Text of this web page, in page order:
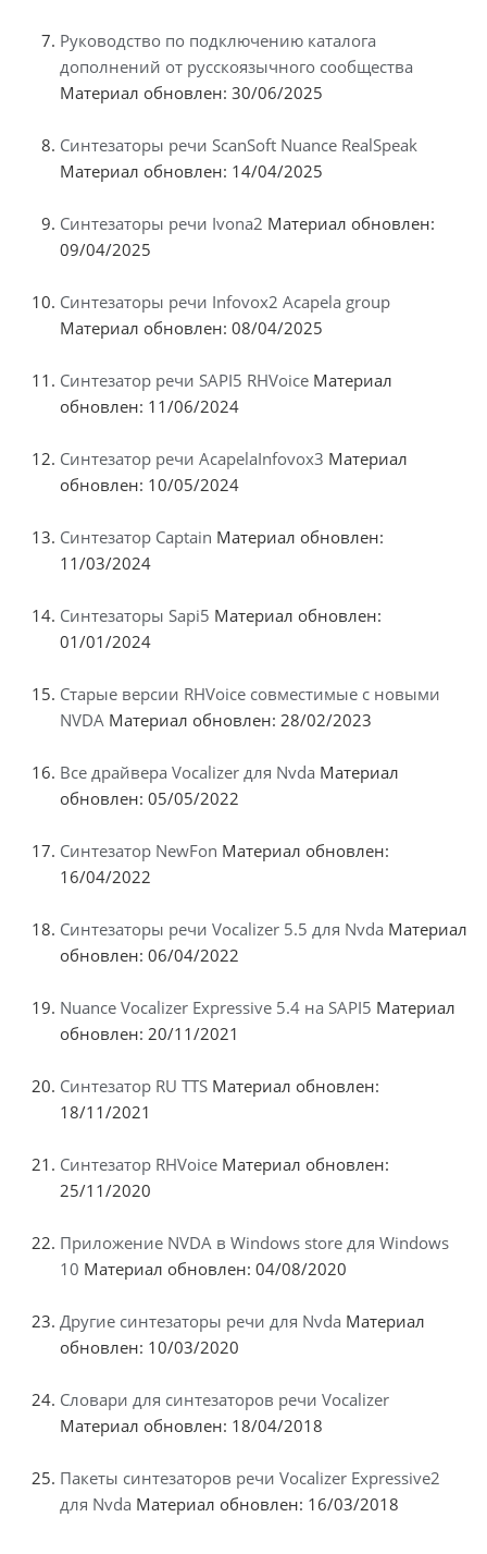
Руководство по подключению каталога
дополнений от русскоязычного сообщества
Материал обновлен: 30/06/2025
Синтезаторы речи ScanSoft Nuance RealSpeak
Материал обновлен: 14/04/2025
Синтезаторы речи Ivona2 Материал обновлен:
09/04/2025
Синтезаторы речи Infovox2 Acapela group
Материал обновлен: 08/04/2025
Синтезатор речи SAPI5 RHVoice Материал
обновлен: 11/06/2024
Синтезатор речи AcapelaInfovox3 Материал
обновлен: 10/05/2024
Синтезатор Captain Материал обновлен:
11/03/2024
Синтезаторы Sapi5 Материал обновлен:
01/01/2024
Старые версии RHVoice совместимые с новыми
NVDA Материал обновлен: 28/02/2023
Все драйвера Vocalizer для Nvda Материал
обновлен: 05/05/2022
Синтезатор NewFon Материал обновлен:
16/04/2022
Синтезаторы речи Vocalizer 5.5 для Nvda Материал
обновлен: 06/04/2022
Nuance Vocalizer Expressive 5.4 на SAPI5 Материал
обновлен: 20/11/2021
Синтезатор RU TTS Материал обновлен:
18/11/2021
Синтезатор RHVoice Материал обновлен:
25/11/2020
Приложение NVDA в Windows store для Windows
10 Материал обновлен: 04/08/2020
Другие синтезаторы речи для Nvda Материал
обновлен: 10/03/2020
Словари для синтезаторов речи Vocalizer
Материал обновлен: 18/04/2018
Пакеты синтезаторов речи Vocalizer Expressive2
для Nvda Материал обновлен: 16/03/2018